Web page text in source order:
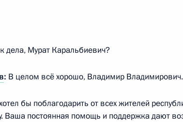
четверг
года, 20:25
дела, Мурат Каральбиевич?
: В целом всё хорошо, Владимир Владимирович.
бы поблагодарить от всех жителей
Ваша постоянная помощь и поддержка дают